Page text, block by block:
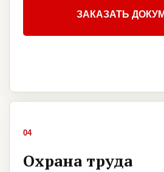
ЗАКАЗАТЬ
04
Охрана труда